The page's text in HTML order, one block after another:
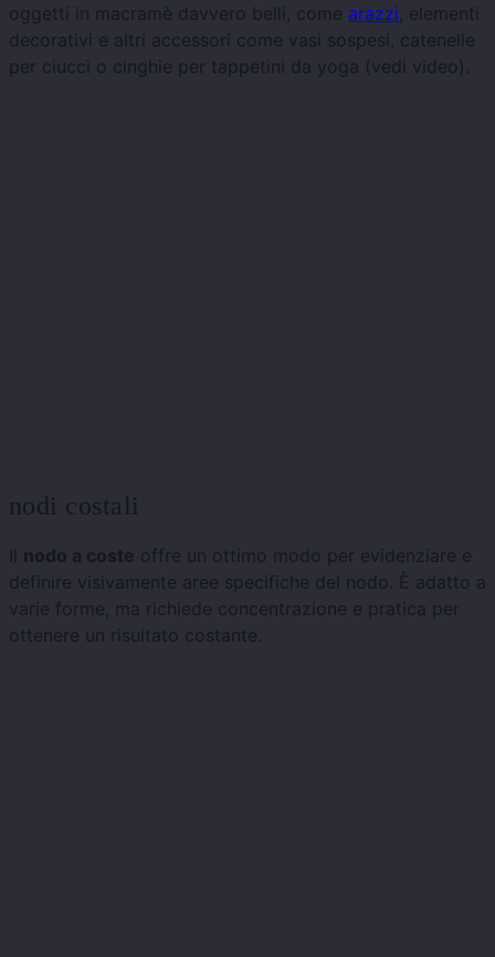
oggetti in macramè davvero belli, come arazzi , elementi
decorativi e altri accessori come vasi sospesi, catenelle
per ciucci o cinghie per tappetini da yoga (vedi video).
nodi costali
Il nodo a coste offre un ottimo modo per evidenziare e
definire visivamente aree specifiche del nodo. È adatto a
varie forme, ma richiede concentrazione e pratica per
ottenere un risultato costante.